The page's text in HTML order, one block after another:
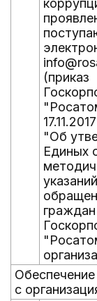
(приказ
"Об
Единых
с